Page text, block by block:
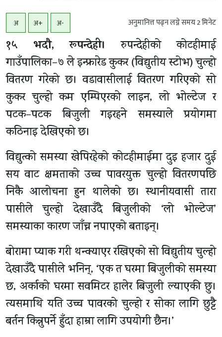
अ अ+ अ- अनुमानित्त पढ्न लग्ने समय2मिनेट
१५ भदाै, रूपन्देही। रुपन्देहीको कोटहीमाई
गाउँपालिका–७ ले इन्फ्रारेड कुकर (विद्युतीय स्टोभ) चुल्हो
वितरण गरेको छ। वडावासीलाई वितरण गरिएको सो
कुकर चुल्हो कम एम्पिएरको लाइन, लो भोल्टेज र
पटक–पटक बिजुली गइरहने समस्याले प्रयोगमा
कठिनाइ देखिएको छ।
विद्युत्को समस्या खेपिरहेको कोटहीमाईमा दुइ हजार दुई
सय वाट क्षमताको उच्च पावरयुक्त चुल्हो वितरणपछि
निकै आलोचना हुन थालेको छ। स्थानीयवासी तारा
पासीले चुल्हो देखाउँदै बिजुलीको ‘लो भोल्टेज’
समस्याका कारण जाँच्न नपाएको बताइन्।
बोरामा प्याक गरी थन्क्याएर रखिएको सो विद्युतीय चुल्हो
देखाउँदै पासीले भनिन्, ‘एक त घरमा बिजुलीको समस्या
छ, अर्काको घरमा सवमिटर हालेर बिजुली ल्याएकी छु।
त्यसमाथि यति उच्च पावरको चुल्हो र सोका लागि छुट्टै
बर्तन किन्नुपर्ने हुँदा हाम्रा लागि उपयोगी छैन।’